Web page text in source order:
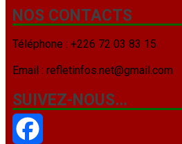
NOS CONTACTS
Téléphone : +226 72 03 83 15
Email : refletinfos.net@gmail.com
SUIVEZ-NOUS…